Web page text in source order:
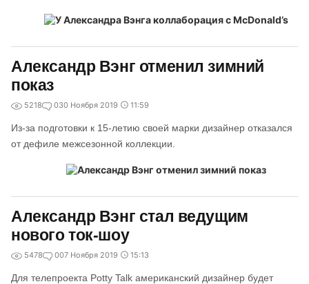
Александр Вэнг отменил зимний
показ
5218 030 Ноября 2019 11:59
Из-за подготовки к 15-летию своей марки дизайнер отказался
от дефиле межсезонной коллекции.
Александр Вэнг стал ведущим
нового ток-шоу
5478 007 Ноября 2019 15:13
Для телепроекта Potty Talk американский дизайнер будет